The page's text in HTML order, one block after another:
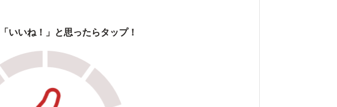
いいね！」と思ったらタップ！